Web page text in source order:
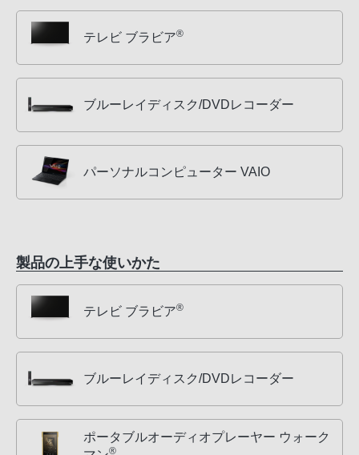
テレビ ブラビア®
ブルーレイディスク/DVDレコーダー
パーソナルコンピューター VAIO
製品の上手な使いかた
テレビ ブラビア®
ブルーレイディスク/DVDレコーダー
ポータブルオーディオプレーヤー ウォーク
®